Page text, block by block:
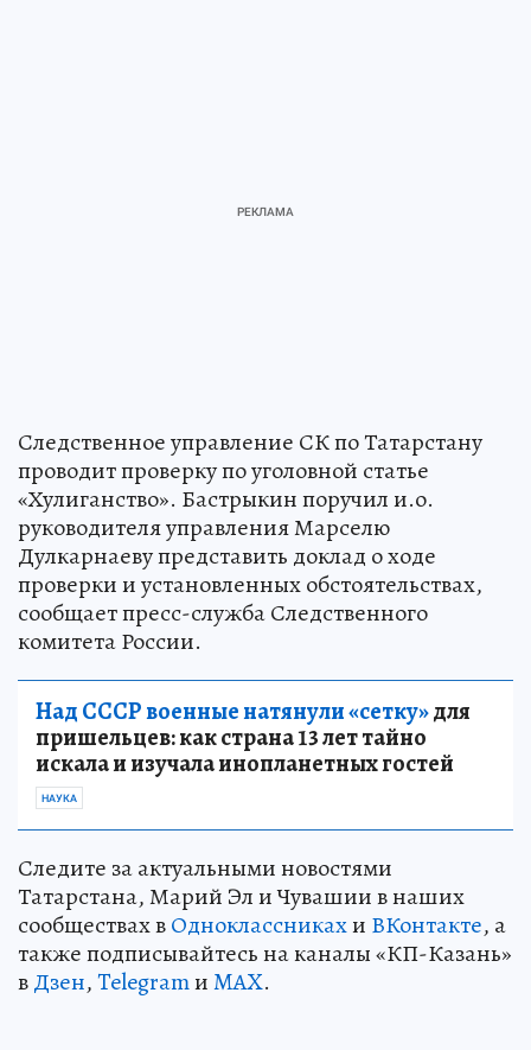
Следственное управление СК по Татарстану
проводит проверку по уголовной статье
«Хулиганство». Бастрыкин поручил и.о.
руководителя управления Марселю
Дулкарнаеву представить доклад о ходе
проверки и установленных обстоятельствах,
сообщает пресс-служба Следственного
комитета России.
Над СССР военные натянули «сетку»для
пришельцев: как страна 13 лет тайно
искала и изучала инопланетных гостей
НАУКА
Следите за актуальными новостями
Татарстана, Марий Эл и Чувашии в наших
сообществах вОдноклассникахи ВКонтакте, а
также подписывайтесь на каналы «КП-Казань»
вДзен,TelegramиMAX.